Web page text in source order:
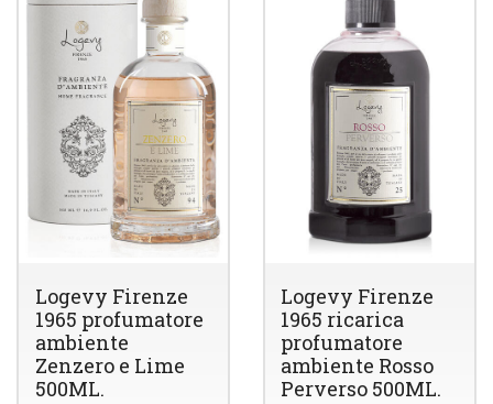
Logevy Firenze
1965 profumatore
ambiente
Zenzero e Lime
500ML.
Logevy Firenze
1965 ricarica
profumatore
ambiente Rosso
Perverso 500ML.